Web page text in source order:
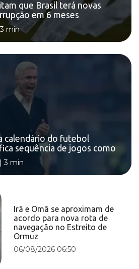
que Brasil terá novas
em 6 meses
3 min
calendário do futebol
sequência de jogos como
|3 min
Irã e Omã se aproximam de
acordo para nova rota de
navegação no Estreito de
Ormuz
06/08/2026 06:50